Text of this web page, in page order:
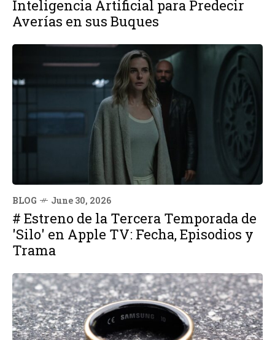
Inteligencia Artificial para Predecir
Averías en sus Buques
BLOG June 30, 2026
# Estreno de la Tercera Temporada de
'Silo' en Apple TV: Fecha, Episodios y
Trama